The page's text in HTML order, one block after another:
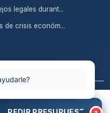
legales durant...
de crisis económ...
los derechos reservados.